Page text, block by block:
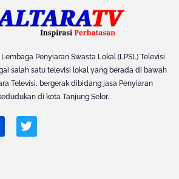
Penyiaran Swasta Lokal (LPSL) Televisi
salah satu televisi lokal yang berada di bawah
Televisi, bergerak dibidang jasa Penyiaran
di kota Tanjung Selor.
T
w